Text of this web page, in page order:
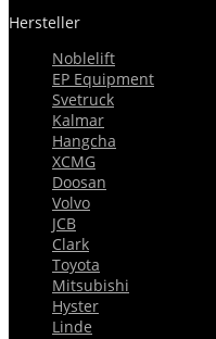
Hersteller
Noblelift
EP Equipment
Svetruck
Kalmar
Hangcha
XCMG
Doosan
Volvo
JCB
Clark
Toyota
Mitsubishi
Hyster
Linde